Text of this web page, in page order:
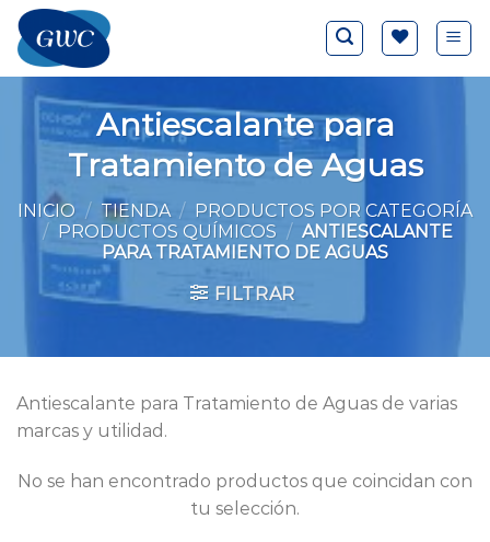
Saltar
contenido
Antiescalante para
Tratamiento de Aguas
INICIO / TIENDA /
PRODUCTOS POR CATEGORÍA
/
PRODUCTOS QUÍMICOS / ANTIESCALANTE
PARA TRATAMIENTO DE AGUAS
FILTRAR
Antiescalante para Tratamiento de Aguas de varias
marcas y utilidad.
No se han encontrado productos que coincidan con
tu selección.